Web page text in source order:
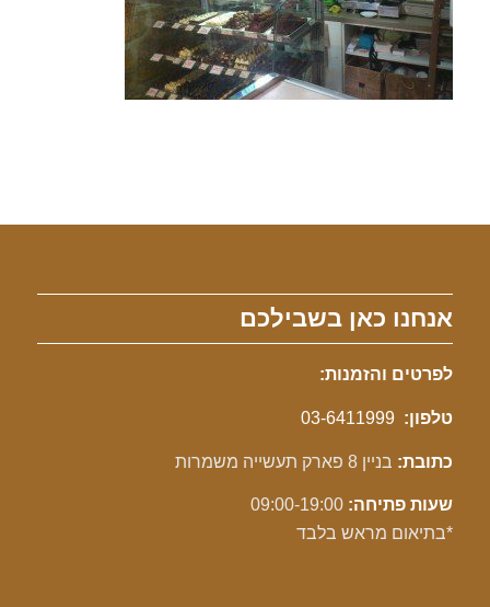
אנחנו כאן בשבילכם
לפרטים והזמנות:
טלפון: 03-6411999
כתובת: בניין 8 פארק תעשייה משמרות
שעות פתיחה:
*בתיאום מראש בלבד